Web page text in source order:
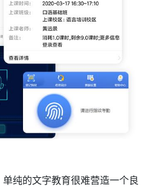
纯的文字教育很难营造一个良